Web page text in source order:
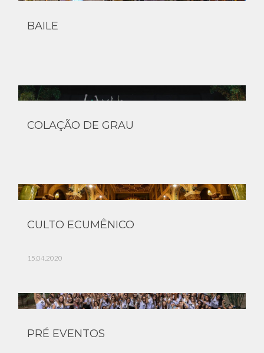
BAILE
COLAÇÃO DE GRAU
CULTO ECUMÊNICO
15.04.2020
PRÉ EVENTOS